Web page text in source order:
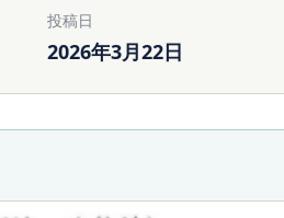
投稿日
2026年3月22日